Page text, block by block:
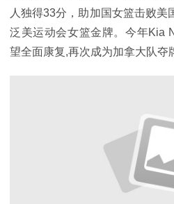
人独得33分，助加国女篮击败美
泛美运动会女篮金牌。今年Kia
望全面康复,再次成为加拿大队夺